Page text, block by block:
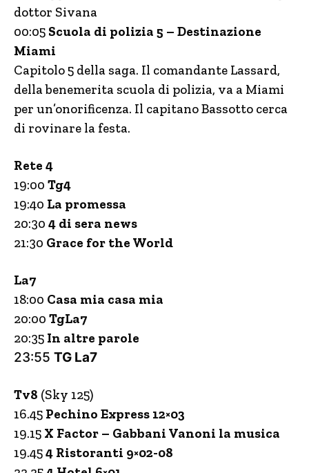
dottor Sivana
00:05 Scuola di polizia 5 – Destinazione
Miami
Capitolo 5 della saga. Il comandante Lassard,
della benemerita scuola di polizia, va a Miami
per un’onorificenza. Il capitano Bassotto cerca
di rovinare la festa.
Rete 4
19:00 Tg4
19:40 La promessa
20:30 4 di sera news
21:30 Grace for the World
La7
18:00 Casa mia casa mia
20:00 TgLa7
20:35 In altre parole
23:55 TG La7
Tv8 (Sky 125)
16.45 Pechino Express 12×03
19.15 X Factor – Gabbani Vanoni la musica
19.454 Ristoranti 9×02-08